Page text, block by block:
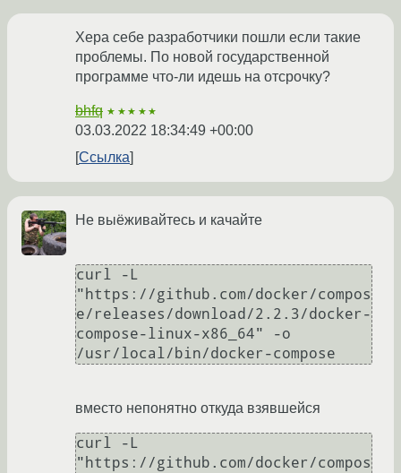
Хера себе разработчики пошли если такие
проблемы. По новой государственной
программе что-ли идешь на отсрочку?
bhfq ★★★★★
03.03.2022 18:34:49 +00:00
Ссылка
Не выёживайтесь и качайте
curl -L
"https://github.com/docker/compos
e/releases/download/2.2.3/docker-
compose-linux-x86_64" -o
/usr/local/bin/docker-compose
вместо непонятно откуда взявшейся
curl -L
"https://github.com/docker/compos